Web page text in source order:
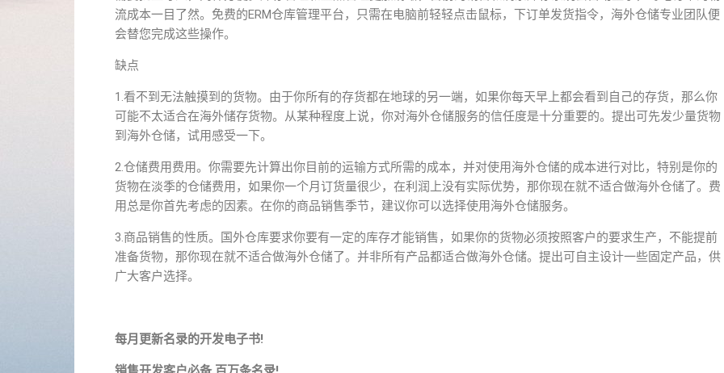
流成本一目了然。免费的ERM仓库管理平台，只需在电脑前轻轻点击鼠标，下订单发货指令，海外仓储专业团队便
会替您完成这些操作。
缺点
1.看不到无法触摸到的货物。由于你所有的存货都在地球的另一端，如果你每天早上都会看到自己的存货，那么你
可能不太适合在海外储存货物。从某种程度上说，你对海外仓储服务的信任度是十分重要的。提出可先发少量货物
到海外仓储，试用感受一下。
2.仓储费用费用。你需要先计算出你目前的运输方式所需的成本，并对使用海外仓储的成本进行对比，特别是你的
货物在淡季的仓储费用，如果你一个月订货量很少，在利润上没有实际优势，那你现在就不适合做海外仓储了。费
用总是你首先考虑的因素。在你的商品销售季节，建议你可以选择使用海外仓储服务。
3.商品销售的性质。国外仓库要求你要有一定的库存才能销售，如果你的货物必须按照客户的要求生产，不能提前
准备货物，那你现在就不适合做海外仓储了。并非所有产品都适合做海外仓储。提出可自主设计一些固定产品，供
广大客户选择。
每月更新名录的开发电子书!